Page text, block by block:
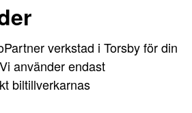
verkstad i Torsby för din
använder endast
biltillverkarnas